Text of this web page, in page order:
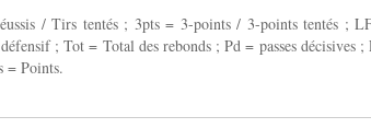
/ Tirs tentés ; 3pts = 3-points / 3-points tentés ;
; Tot = Total des rebonds ; Pd = passes décisives ;
= Points.